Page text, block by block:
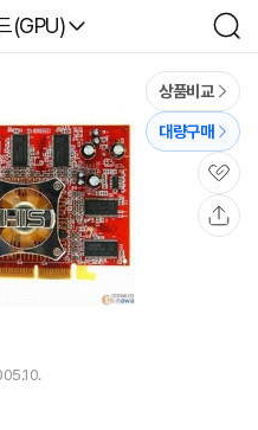
(GPU)
검
색
상품비교
대량구매
관
심